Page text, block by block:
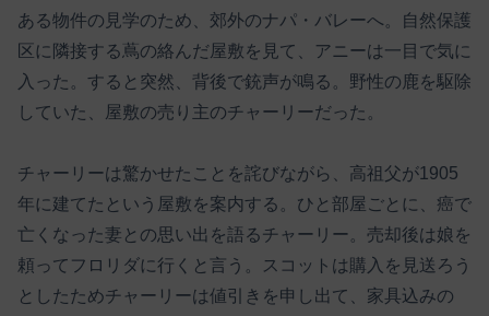
ある物件の見学のため、郊外のナパ・バレーへ。自然保護
区に隣接する蔦の絡んだ屋敷を見て、アニーは一目で気に
入った。すると突然、背後で銃声が鳴る。野性の鹿を駆除
していた、屋敷の売り主のチャーリーだった。
チャーリーは驚かせたことを詫びながら、高祖父が1905
年に建てたという屋敷を案内する。ひと部屋ごとに、癌で
亡くなった妻との思い出を語るチャーリー。売却後は娘を
頼ってフロリダに行くと言う。スコットは購入を見送ろう
としたためチャーリーは値引きを申し出て、家具込みの